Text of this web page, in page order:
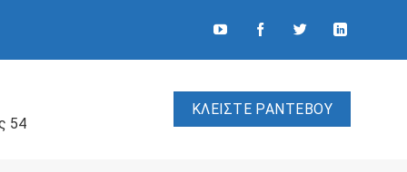
54
ΚΛΕΙΣΤΕ ΡΑΝΤΕΒΟΥ